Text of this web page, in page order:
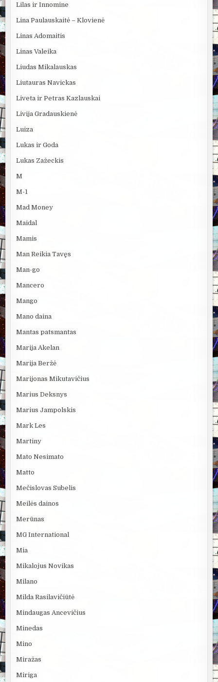
Lilas ir Innomine
Lina Paulauskaitė – Klovienė
Linas Adomaitis
Linas Valeika
Liudas Mikalauskas
Liutauras Navickas
Liveta ir Petras Kazlauskai
Livija Gradauskienė
Luiza
Lukas ir Goda
Lukas Zažeckis
M
M-1
Mad Money
Maidal
Mamis
Man Reikia Tavęs
Man-go
Mancero
Mango
Mano daina
Mantas patsmantas
Marija Akelan
Marija Beržė
Marijonas Mikutavičius
Marius Deksnys
Marius Jampolskis
Mark Les
Martiny
Mato Nesimato
Matto
Mečislovas Subelis
Meilės dainos
Merūnas
MG International
Mia
Mikalojus Novikas
Milano
Milda Rasilavičiūtė
Mindaugas Ancevičius
Minedas
Mino
Miražas
Miriga